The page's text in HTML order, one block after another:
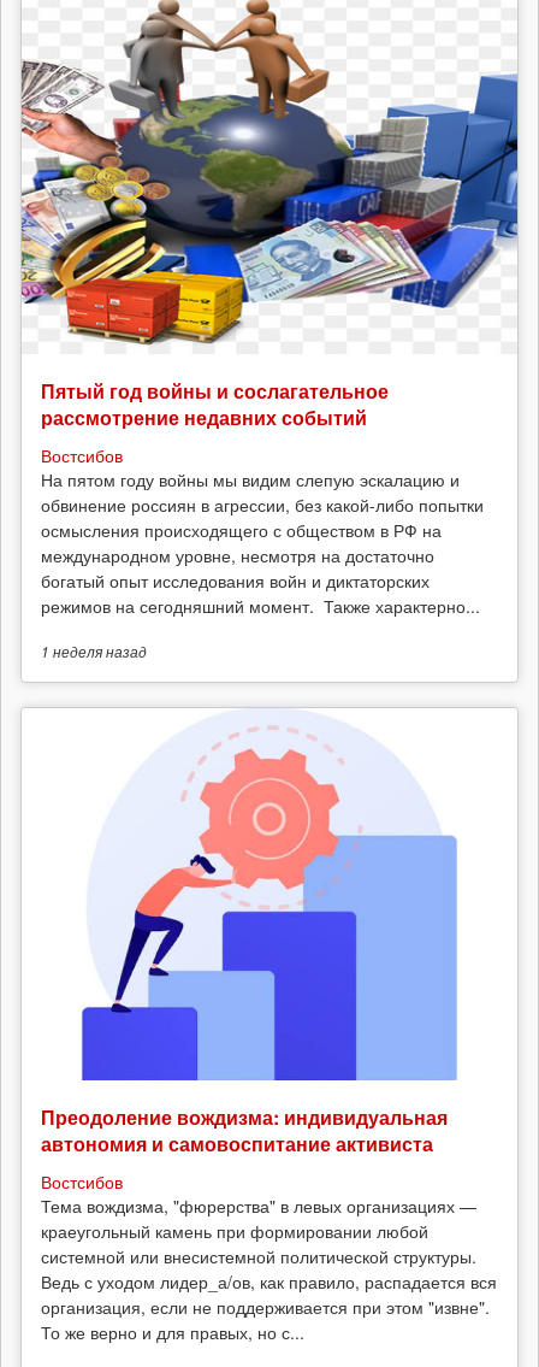
Пятый год войны и сослагательное
рассмотрение недавних событий
Востсибов
На пятом году войны мы видим слепую эскалацию и
обвинение россиян в агрессии, без какой-либо попытки
осмысления происходящего с обществом в РФ на
международном уровне, несмотря на достаточно
богатый опыт исследования войн и диктаторских
режимов на сегодняшний момент. Также характерно...
1 неделяназад
Преодоление вождизма: индивидуальная
автономия и самовоспитание активиста
Востсибов
Тема вождизма, "фюрерства" в левых организациях —
краеугольный камень при формировании любой
системной или внесистемной политической структуры.
Ведь с уходом лидер_а/ов, как правило, распадается вся
организация, если не поддерживается при этом "извне".
То же верно и для правых, но с...